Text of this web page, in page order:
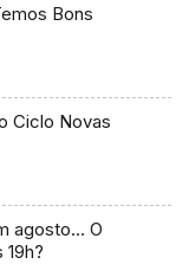
Bons
Ciclo Novas
agosto… O